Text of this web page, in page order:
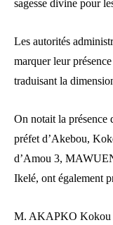
sagesse divine pour
Les autorités
marquer leur
traduisant la
On notait la
préfet d’Akebou,
d’Amou 3,
Ikelé, ont également
M. AKAPKO Kokou